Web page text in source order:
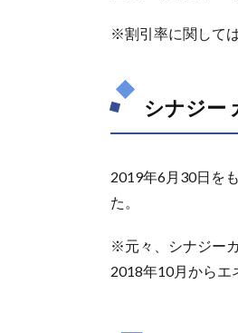
ー
ド・
ード
プラ
ス
2.7.
レク
2.8.
※割引率に関しては
シナジー
2019年6月30日を
た。
※元々、シナジー
2018年10月からエ